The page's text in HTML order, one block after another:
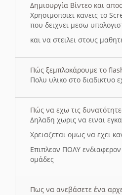
Δημιουργία Βίντεο και
Χρησιμοποιει κανεις το
που δειχνει μεσω
και να στειλει στους
Πώς ξεμπλοκάρουμε το
Πολυ υλικο στο διαδικτυο
Πώς να εχω τις
Δηλαδη χωρις να ειναι
Χρειαζεται ομως να εχει
Επιπλεον ΠΟΛΥ
ομάδες
Πως να ανεβάσετε ένα